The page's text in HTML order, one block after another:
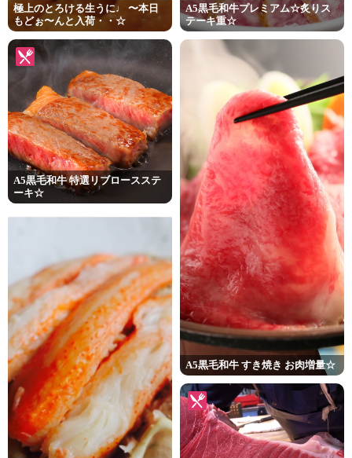
極上のとろける生うに♩ 〜本日
もどぉ〜んと入荷・・☆
A5黒毛和牛 すき焼き お肉増量☆
A5黒毛和牛プレミアム☆炙りス
テーキ重☆
A5黒毛和牛 特選リブロースステ
ーキ☆